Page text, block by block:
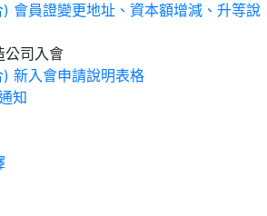
) 會員證變更地址、資本額增減、升等說
公司入會
) 新入會申請說明表格
知